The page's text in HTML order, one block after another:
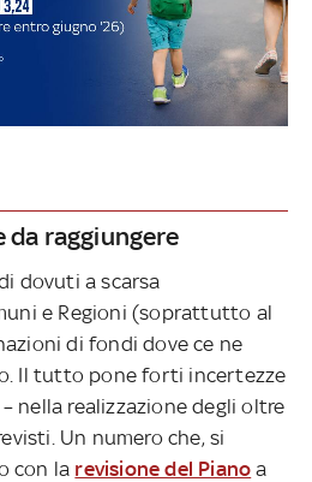
raggiungere
dovuti a scarsa
e Regioni (soprattutto al
di fondi dove ce ne
Il tutto pone forti incertezze
nella realizzazione degli oltre
Un numero che, si
con la revisione del Piano a